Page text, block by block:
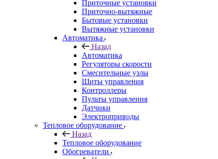
Приточные установки
Приточно-вытяжные
Бытовые установки
Вытяжные установки
Автоматика
Назад
Автоматика
Регуляторы скорости
Смесительные узлы
Щиты управления
Контроллеры
Пульты управления
Датчики
Электроприводы
Тепловое оборудование
Назад
Тепловое оборудование
Обогреватели